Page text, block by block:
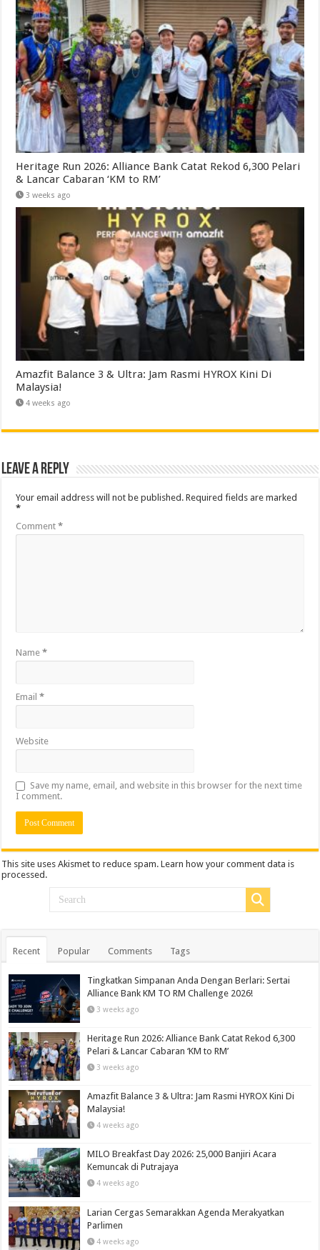
Heritage Run 2026: Alliance Bank Catat Rekod 6,300 Pelari
& Lancar Cabaran ‘KM to RM’
3 weeks ago
Amazfit Balance 3 & Ultra: Jam Rasmi HYROX Kini Di
Malaysia!
4 weeks ago
Leave a Reply
Your email address will not be published. Required fields are marked
*
Comment*
Name*
Email*
Website
Save my name, email, and website in this browser for the next time
I comment.
This site uses Akismet to reduce spam.Learn how your comment data is
processed.
Recent Popular Comments Tags
Tingkatkan Simpanan Anda Dengan Berlari: Sertai
Alliance Bank KM TO RM Challenge 2026!
3 weeks ago
Heritage Run 2026: Alliance Bank Catat Rekod 6,300
Pelari & Lancar Cabaran ‘KM to RM’
3 weeks ago
Amazfit Balance 3 & Ultra: Jam Rasmi HYROX Kini Di
Malaysia!
4 weeks ago
MILO Breakfast Day 2026: 25,000 Banjiri Acara
Kemuncak di Putrajaya
4 weeks ago
Larian Cergas Semarakkan Agenda Merakyatkan
Parlimen
4 weeks ago